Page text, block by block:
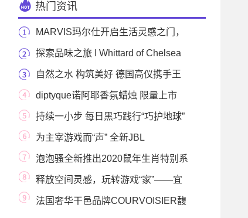
热门资讯
MARVIS玛尔仕开启生活灵感之门，
邀你一起拼装灵
探索品味之旅 I Whittard of Chelsea
线下快闪店登陆上
自然之水 构筑美好 德国高仪携手王
小慧艺术馆「
diptyque诺阿耶香氛蜡烛 限量上市
持续一小步 每日黑巧践行“巧护地球”
计划为主宰游戏而“声” 全新JBL
QUANTUM游戏产品全面
泡泡骚全新推出2020鼠年生肖特别系
列，恭贺新春
释放空间灵感，玩转游戏“家”——宜
家中国与法国奢华干邑品牌COURVOISIER馥